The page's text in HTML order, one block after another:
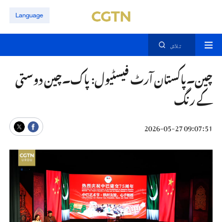
Language
تلاش
چین۔پاکستان آرٹ فیسٹیول: پاک۔چین دوستی
کے رنگ
09:07:51 2026-05-27